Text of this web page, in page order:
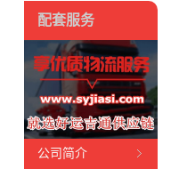
配套服务
公司简介